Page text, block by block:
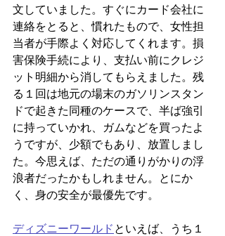
文していました。すぐにカード会社に
連絡をとると、慣れたもので、女性担
当者が手際よく対応してくれます。損
害保険手続により、支払い前にクレジ
ット明細から消してもらえました。残
る１回は地元の場末のガソリンスタン
ドで起きた同種のケースで、半ば強引
に持っていかれ、ガムなどを買ったよ
うですが、少額でもあり、放置しまし
た。今思えば、ただの通りがかりの浮
浪者だったかもしれません。とにか
く、身の安全が最優先です。
ディズニーワールドといえば、うち１